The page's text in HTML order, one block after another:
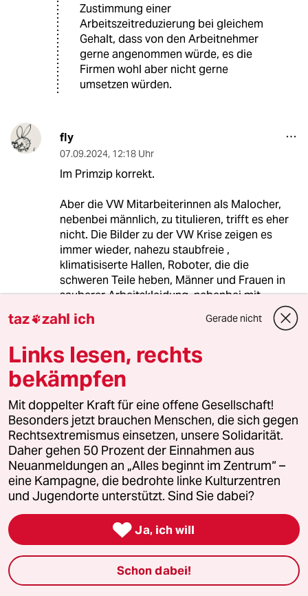
Zustimmung einer
Arbeitszeitreduzierung bei gleichem
Gehalt, dass von den Arbeitnehmer
gerne angenommen würde, es die
Firmen wohl aber nicht gerne
umsetzen würden.
fly
07.09.2024, 12:18 Uhr
Im Primzip korrekt.
Aber die VW Mitarbeiterinnen als Malocher,
nebenbei männlich, zu titulieren, trifft es eher
nicht. Die Bilder zu der VW Krise zeigen es
immer wieder, nahezu staubfreie ,
klimatisiserte Hallen, Roboter, die die
schweren Teile heben, Männer und Frauen in
sauberer Arbeitskleidung, nebenbei mit
wehenden Haaren, die Arbeitssicherheit liesse
sonst grüßen, die die Teile zusammen bringen.
Reinigungskräfte etc.
Malocher sind die Bauarbeiter,
Dachdeckerinnen, etc . Bergleute gibt es ja
nicht mehr.
H Hugo
07.09.2024,19:30 Uhr
@fly:
"Bergleute gibt es ja nicht mehr."
Das sehen die Arbeiter*innen beim
Baustoff-, Fossilenergieträger-,
Salzabbau etc. wohl anders.
taz zahl ich Gerade nicht
Links lesen, rechts
bekämpfen
Mit doppelter Kraft für eine offene Gesellschaft!
Besonders jetzt brauchen Menschen, die sich gegen
Rechtsextremismus einsetzen, unsere Solidarität.
Daher gehen 50 Prozent der Einnahmen aus
Neuanmeldungen an „Alles beginnt im Zentrum“ –
eine Kampagne, die bedrohte linke Kulturzentren
und Jugendorte unterstützt. Sind Sie dabei?
 Ja, ich will
Schon dabei!